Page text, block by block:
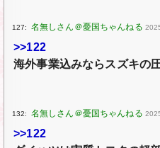
127:
>>122
海外事業込みならスズキの
132:
>>122